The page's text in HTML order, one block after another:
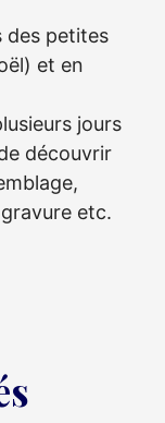
des petites
et en
jours
découvrir
etc.